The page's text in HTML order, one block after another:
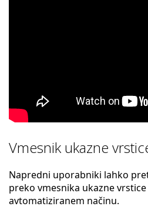
Vmesnik ukazne
Napredni uporabniki lahko
preko vmesnika ukazne
avtomatiziranem načinu.